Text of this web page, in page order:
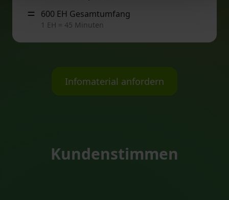
600 EH Gesamtumfang
1 EH = 45 Minuten
Infomaterial anfordern
Kundenstimmen